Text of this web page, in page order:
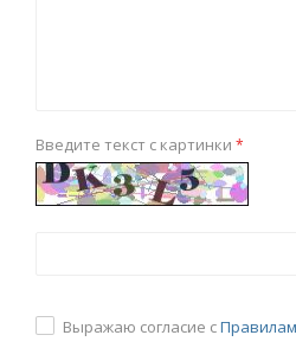
Введите текст с картинки *
Выражаю согласие с